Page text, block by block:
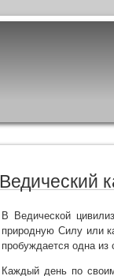
Ведический
В Ведической
природную Силу или
пробуждается одна
Каждый день по